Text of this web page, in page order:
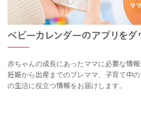
赤ちゃんの成長にあったママに必要な情報
妊娠から出産までのプレママ、子育て中
の生活に役立つ情報をお届けします。